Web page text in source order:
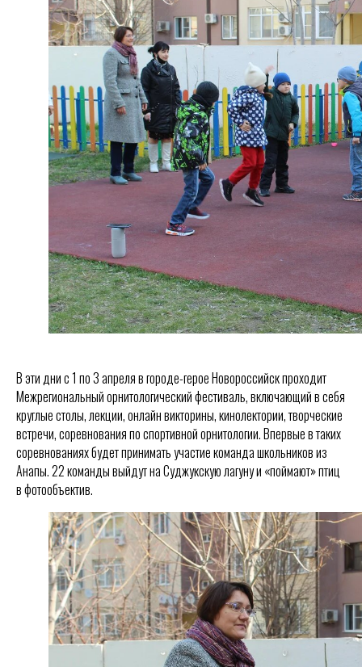
В эти дни с 1 по 3 апреля в городе-герое Новороссийск проходит
Межрегиональный орнитологический фестиваль, включающий в себя
круглые столы, лекции, онлайн викторины, кинолектории, творческие
встречи, соревнования по спортивной орнитологии. Впервые в таких
соревнованиях будет принимать участие команда школьников из
Анапы. 22 команды выйдут на Суджукскую лагуну и «поймают» птиц
в фотообъектив.